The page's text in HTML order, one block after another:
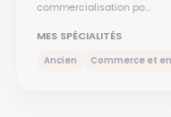
commercialisation po...
MES SPÉCIALITÉS
Ancien Commerce et